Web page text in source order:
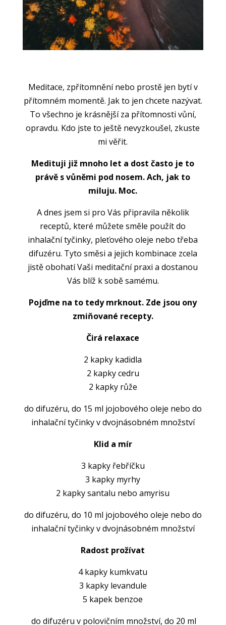
Meditace, zpřítomnění nebo prostě jen bytí v
přítomném momentě. Jak to jen chcete nazývat.
To všechno je krásnější za přítomnosti vůní,
opravdu. Kdo jste to ještě nevyzkoušel, zkuste
mi věřit.
Medituji již mnoho let a dost často je to
právě s vůněmi pod nosem. Ach, jak to
miluju. Moc.
A dnes jsem si pro Vás připravila několik
receptů, které můžete směle použít do
inhalační tyčinky, pleťového oleje nebo třeba
difuzéru. Tyto směsi a jejich kombinace zcela
jistě obohatí Vaši meditační praxi a dostanou
Vás blíž k sobě samému.
Pojďme na to tedy mrknout. Zde jsou ony
zmiňované recepty.
Čirá relaxace
2 kapky kadidla
2 kapky cedru
2 kapky růže
do difuzéru, do 15 ml jojobového oleje nebo do
inhalační tyčinky v dvojnásobném množství
Klid a mír
3 kapky řebříčku
3 kapky myrhy
2 kapky santalu nebo amyrisu
do difuzéru, do 10 ml jojobového oleje nebo do
inhalační tyčinky v dvojnásobném množství
Radost prožívat
4 kapky kumkvatu
3 kapky levandule
5 kapek benzoe
do difuzéru v polovičním množství, do 20 ml